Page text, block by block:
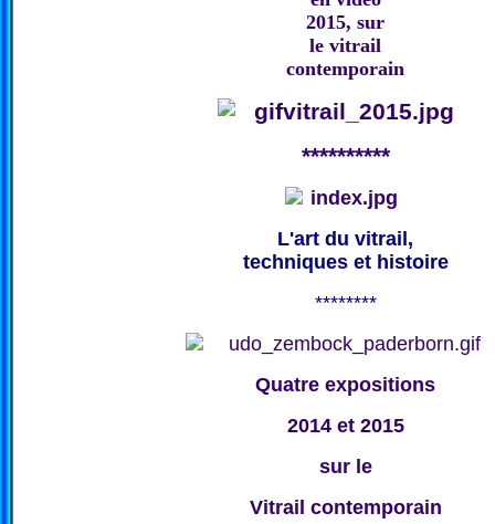
2015, sur
le vitrail
contemporain
**********
L'art du vitrail,
techniques et histoire
********
Quatre expositions
2014 et 2015
sur le
Vitrail contemporain